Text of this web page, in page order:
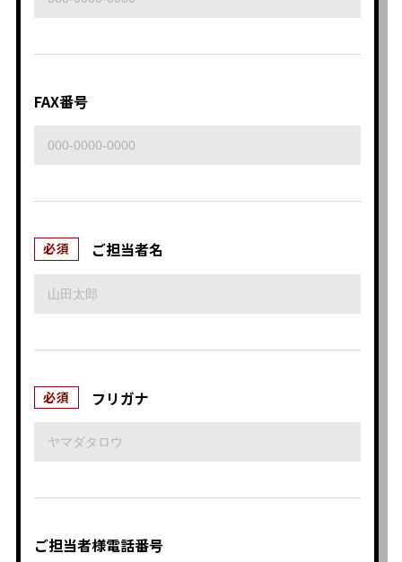
FAX番号
ご担当者名
必須
フリガナ
必須
ご担当者様電話番号